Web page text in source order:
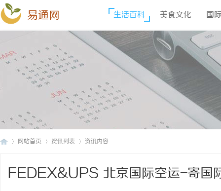
易通网 生活百科 美食文化 国
网站首页 资讯列表 资讯内容
FEDEX&UPS 北京国际空运-寄国